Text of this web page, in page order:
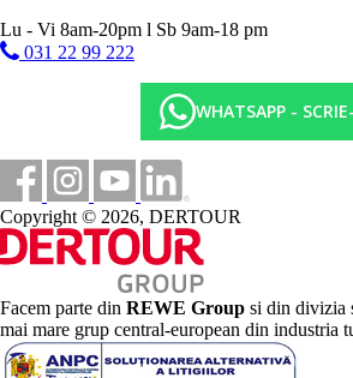
Lu - Vi 8am-20pm l Sb 9am-18 pm
031 22 99 222
WHATSAPP -
Copyright © 2026, DERTOUR
Facem parte din REWE Group si din divizia
mai mare grup central-european din industria